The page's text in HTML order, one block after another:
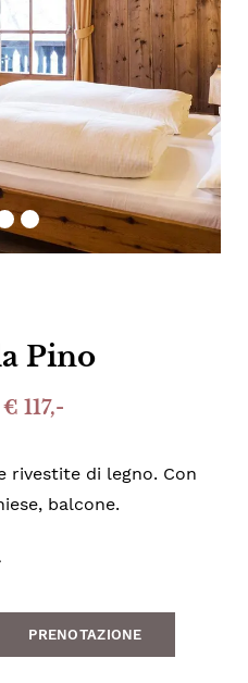
Pino
117,-
rivestite di legno. Con
balcone.
PRENOTAZIONE